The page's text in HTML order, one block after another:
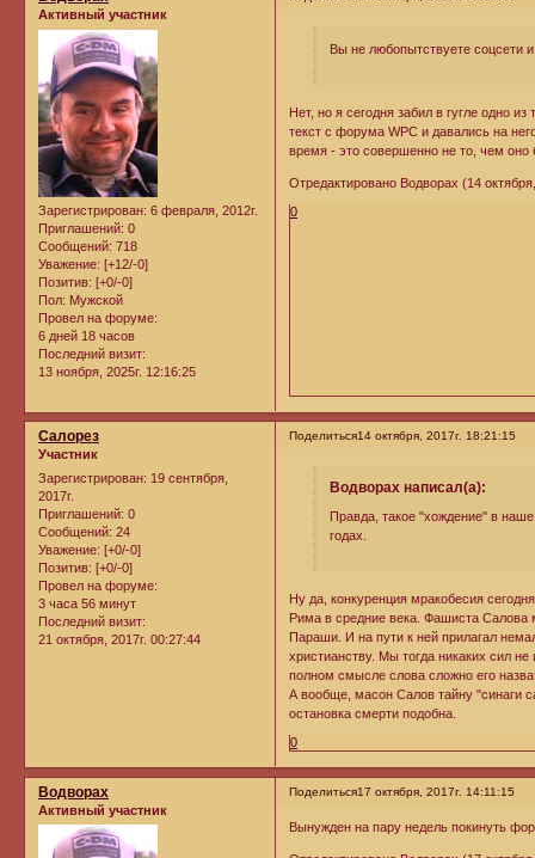
Активный участник
Зарегистрирован: 6 февраля, 2012г.
Приглашений: 0
Сообщений: 718
Уважение: [+12/-0]
Позитив: [+0/-0]
Пол: Мужской
Провел на форуме:
6 дней 18 часов
Последний визит:
13 ноября, 2025г. 12:16:25
Вы не любопытствуете соцсети и
Нет, но я сегодня забил в гугле одно
текст с форума WPC и давались на
время - это совершенно не то, чем
Отредактировано Водворах (14
0
Поделиться14 октября, 2017г. 18:21:15
Салорез
Участник
Зарегистрирован: 19 сентября,
2017г.
Приглашений: 0
Сообщений: 24
Уважение: [+0/-0]
Позитив: [+0/-0]
Провел на форуме:
3 часа 56 минут
Последний визит:
21 октября, 2017г. 00:27:44
Водворах написал(а):
Правда, такое "хождение" в
годах.
Ну да, конкуренция мракобесия
Рима в средние века. Фашиста Салова
Параши. И на пути к ней прилагал
христианству. Мы тогда никаких сил
полном смысле слова сложно его
А вообще, масон Салов тайну "синаги
остановка смерти подобна.
0
Поделиться17 октября, 2017г. 14:11:15
Водворах
Активный участник
Вынужден на пару недель покинуть